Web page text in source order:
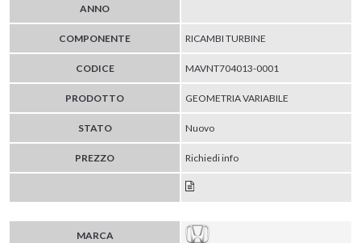
ANNO
COMPONENTE RICAMBI TURBINE
CODICE MAVNT704013-0001
PRODOTTO GEOMETRIA VARIABILE
STATO Nuovo
PREZZO Richiedi info
MARCA